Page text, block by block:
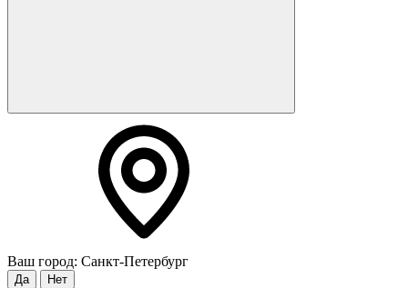
Ваш город: Санкт-Петербург
Да Нет